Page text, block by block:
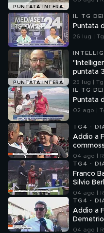
PUNTATA INTERA
IL TG
Puntata
26 lug |
PUNTATA INTERA
A NOI
puntata
25 lug |
IL TG
Puntata
02 ago |
TG4 -
Addio a
04 ago |
TG4 -
Franco
Silvio
04 ago |
TG4 -
Addio a
Giovanni
04 ago |